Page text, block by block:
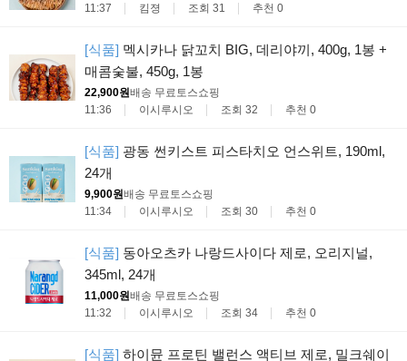
11:37
킴졍 조회 31 추천 0
[식품] 멕시카나 닭꼬치 BIG, 데리야끼, 400g, 1봉 +
매콤숯불, 450g, 1봉
22,900원배송 무료 토스쇼핑
11:36
이시루시오 조회 32 추천 0
[식품] 광동 썬키스트 피스타치오 언스위트, 190ml,
24개
9,900원배송 무료 토스쇼핑
11:34
이시루시오 조회 30 추천 0
[식품] 동아오츠카 나랑드사이다 제로, 오리지널,
345ml, 24개
11,000원배송 무료 토스쇼핑
11:32
이시루시오 조회 34 추천 0
[식품] 하이뮨 프로틴 밸런스 액티브 제로, 밀크쉐이